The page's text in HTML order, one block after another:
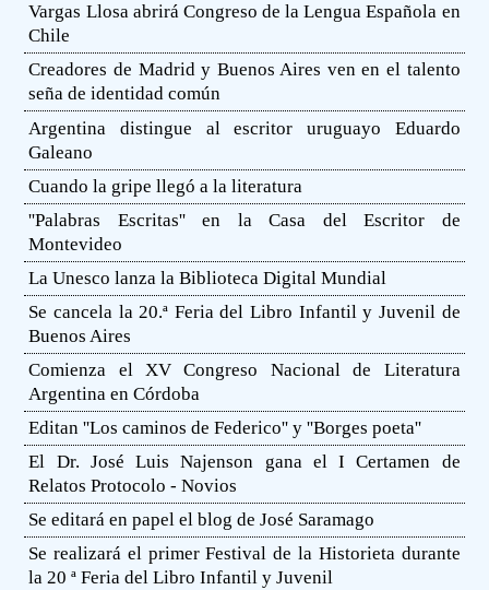
Vargas Llosa abrirá Congreso de la Lengua Española en
Chile
Creadores de Madrid y Buenos Aires ven en el talento
seña de identidad común
Argentina distingue al escritor uruguayo Eduardo
Galeano
Cuando la gripe llegó a la literatura
''Palabras Escritas'' en la Casa del Escritor de
Montevideo
La Unesco lanza la Biblioteca Digital Mundial
Se cancela la 20.ª Feria del Libro Infantil y Juvenil de
Buenos Aires
Comienza el XV Congreso Nacional de Literatura
Argentina en Córdoba
Editan ''Los caminos de Federico'' y ''Borges poeta''
El Dr. José Luis Najenson gana el I Certamen de
Relatos Protocolo - Novios
Se editará en papel el blog de José Saramago
Se realizará el primer Festival de la Historieta durante
la 20 ª Feria del Libro Infantil y Juvenil